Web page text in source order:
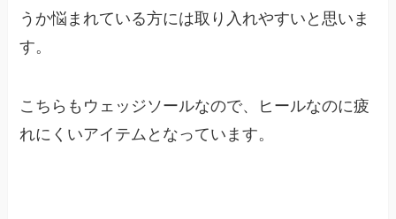
うか悩まれている方には取り入れやすいと思いま
す。
こちらもウェッジソールなので、ヒールなのに疲
れにくいアイテムとなっています。